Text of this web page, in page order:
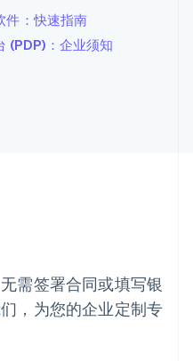
件：快速指南
(PDP)：企业须知
需签署合同或填写银
，为您的企业定制专